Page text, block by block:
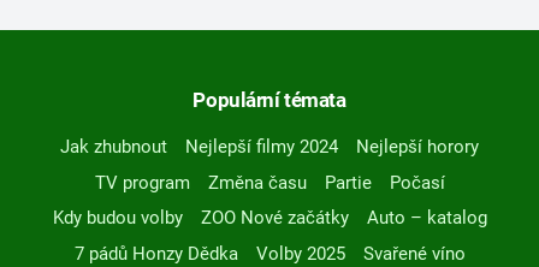
Populární témata
Jak zhubnout Nejlepší filmy 2024
Nejlepší horory
TV program
Změna času Partie
Počasí
Kdy budou volby
ZOO Nové začátky
Auto – katalog
7 pádů Honzy Dědka
Volby 2025
Svařené víno